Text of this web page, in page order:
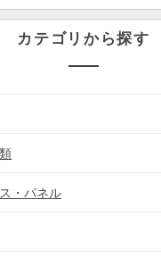
カテゴリから探す
・パネル